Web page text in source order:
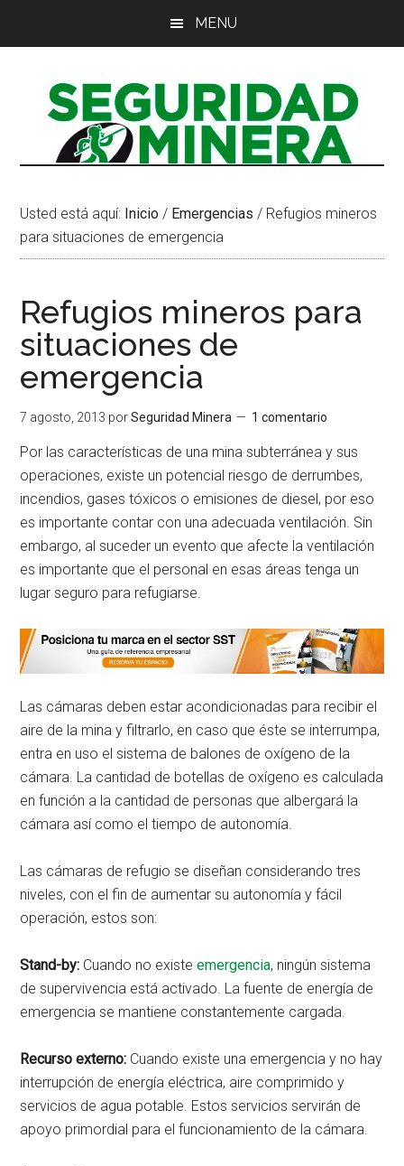
principal
MENU
Usted está aquí: Inicio / Emergencias / Refugios mineros
para situaciones de emergencia
Refugios mineros para
situaciones de
emergencia
7 agosto, 2013 porSeguridad Minera 1 comentario
Por las características de una mina subterránea y sus
operaciones, existe un potencial riesgo de derrumbes,
incendios, gases tóxicos o emisiones de diesel, por eso
es importante contar con una adecuada ventilación. Sin
embargo, al suceder un evento que afecte la ventilación
es importante que el personal en esas áreas tenga un
lugar seguro para refugiarse.
Las cámaras deben estar acondicionadas para recibir el
aire de la mina y filtrarlo, en caso que éste se interrumpa,
entra en uso el sistema de balones de oxígeno de la
cámara. La cantidad de botellas de oxígeno es calculada
en función a la cantidad de personas que albergará la
cámara así como el tiempo de autonomía.
Las cámaras de refugio se diseñan considerando tres
niveles, con el fin de aumentar su autonomía y fácil
operación, estos son:
Stand-by: Cuando no existeemergencia, ningún sistema
de supervivencia está activado. La fuente de energía de
emergencia se mantiene constantemente cargada.
Recurso externo: Cuando existe una emergencia y no hay
interrupción de energía eléctrica, aire comprimido y
servicios de agua potable. Estos servicios servirán de
apoyo primordial para el funcionamiento de la cámara.